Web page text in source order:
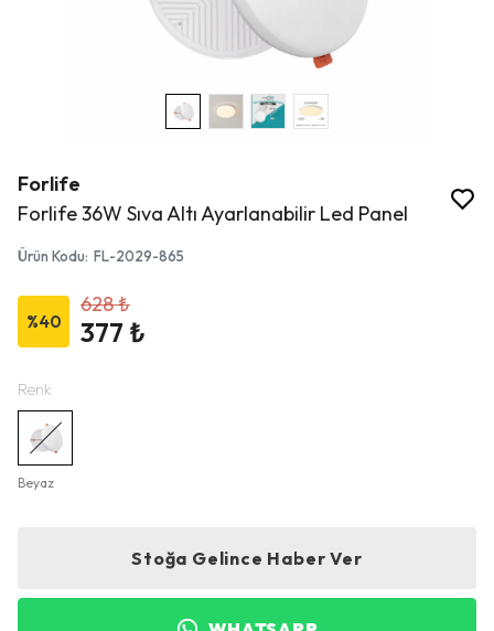
Forlife
Forlife 36W Sıva Altı Ayarlanabilir Led Panel
Ürün Kodu: FL-2029-865
%40
628 ₺
377 ₺
Renk
Beyaz
Stoğa Gelince Haber Ver